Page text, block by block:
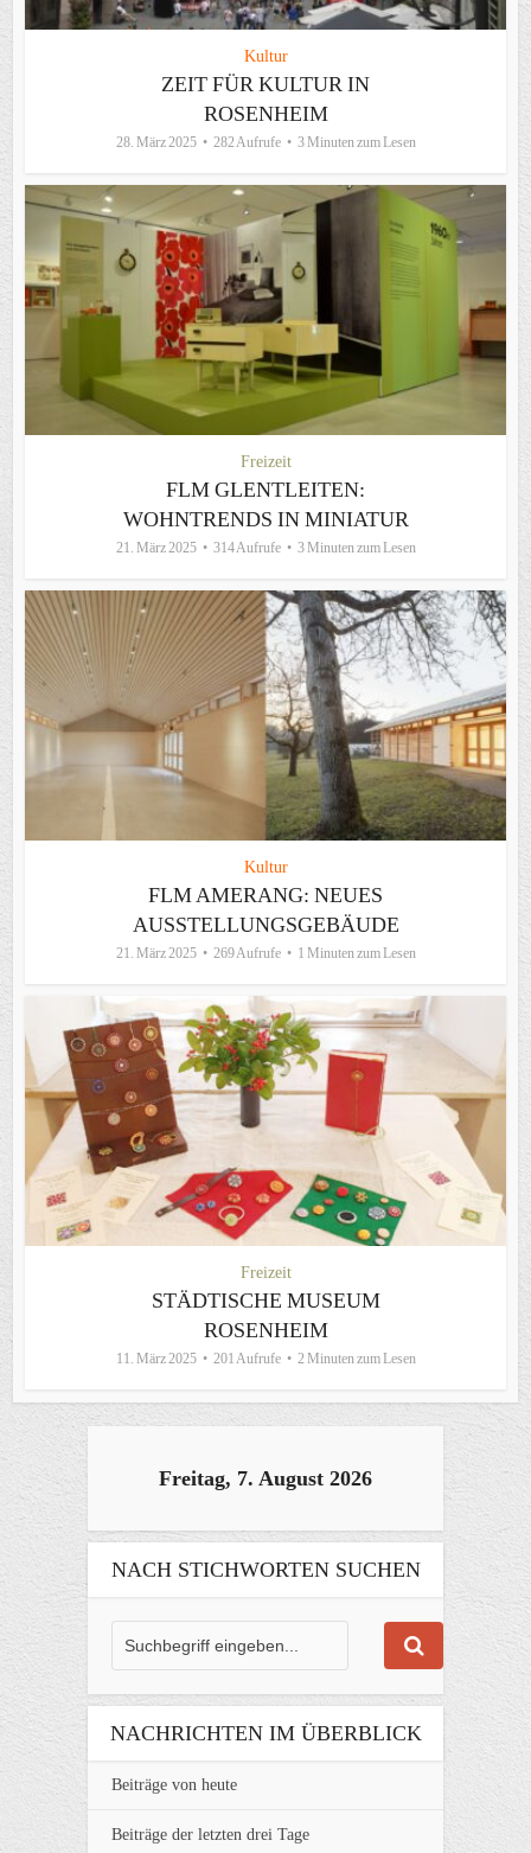
Kultur
ZEIT FÜR KULTUR IN
ROSENHEIM
28. März 2025 282 Aufrufe 3 Minuten zum Lesen
Freizeit
FLM GLENTLEITEN:
WOHNTRENDS IN MINIATUR
21. März 2025 314 Aufrufe 3 Minuten zum Lesen
Kultur
FLM AMERANG: NEUES
AUSSTELLUNGSGEBÄUDE
21. März 2025 269 Aufrufe 1 Minuten zum Lesen
Freizeit
STÄDTISCHE MUSEUM
ROSENHEIM
11. März 2025 201 Aufrufe 2 Minuten zum Lesen
Freitag, 7. August 2026
NACH STICHWORTEN SUCHEN
NACHRICHTEN IM ÜBERBLICK
Beiträge von heute
Beiträge der letzten drei Tage